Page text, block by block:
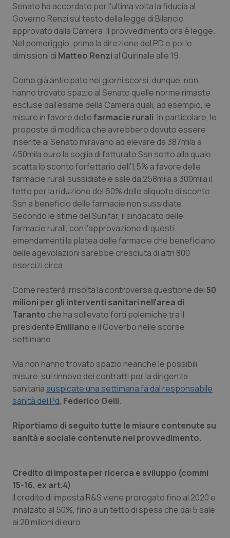
Campania
Emilia-Romagna
Lazio
Liguria
Lombardia
Marche
Molise
Piemonte
Provincia Autonoma di Bolzano
Puglia
Sardegna
Sicilia
Toscana
Valle D’Aosta
Car-T
Colesterolo & coronaropatie
Diabete & glucometri
Disturbi dell’umore
Dolore
Donna & Salute
Epatiti
HIV
Infezioni & Febbre
Malattie rare
Malattia di Crohn & Rettocolite Ulcerosa
Neuroscienze & patologie neurodegenerative
Obesità
Oncodermatologia
Oncologia & Nutrizione
Psoriasi & pelle
Senato ha accordato per l'ultima volta la fiducia al
Governo Renzi sul testo della legge di Bilancio
approvato dalla Camera. Il provvedimento ora è legge.
Nel pomeriggio, prima la direzione del PD e poi le
dimissioni di Matteo Renzi al Quirinale alle 19.
Come già anticipato nei giorni scorsi, dunque, non
hanno trovato spazio al Senato quelle norme rimaste
escluse dall'esame della Camera quali, ad esempio, le
misure in favore dellefarmacie rurali. In particolare, le
proposte di modifica che avrebbero dovuto essere
inserite al Senato miravano ad elevare da 387mila a
450mila euro la soglia di fatturato Ssn sotto alla quale
scatta lo sconto forfettario dell’1,5% a favore delle
farmacie rurali sussidiate e sale da 258mila a 300mila il
tetto per la riduzione del 60% delle aliquote di sconto
Ssn a beneficio delle farmacie non sussidiate.
Secondo le stime del Sunifar, il sindacato delle
farmacie rurali, con l'approvazione di questi
emendamenti la platea delle farmacie che beneficiano
delle agevolazioni sarebbe cresciuta di altri 800
esercizi circa.
Come resterà irrisolta la controversa questione dei50
milioni per gli interventi sanitari nell'area di
Taranto che ha sollevato forti polemiche tra il
presidente Emiliano e il Goverbo nelle scorse
settimane.
Ma non hanno trovato spazio neanche le possibili
misure sul rinnovo dei contratti per la dirigenza
sanitaria auspicate una settimana fa dal responsabile
sanità del Pd, Federico Gelli.
Riportiamo di seguito tutte le misure contenute su
sanità e sociale contenute nel provvedimento.
Credito di imposta per ricerca e sviluppo (commi
15-16, ex art.4)
Il credito di imposta R&S viene prorogato fino al 2020 e
innalzato al 50%, fino a un tetto di spesa che dai 5 sale
ai 20 milioni di euro.